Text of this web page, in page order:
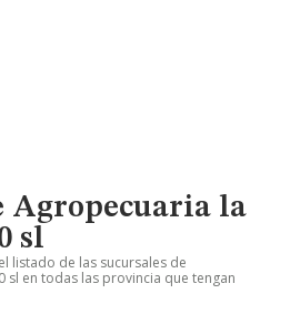
Agropecuaria la
sl
listado de las sucursales de
sl en todas las provincia que tengan